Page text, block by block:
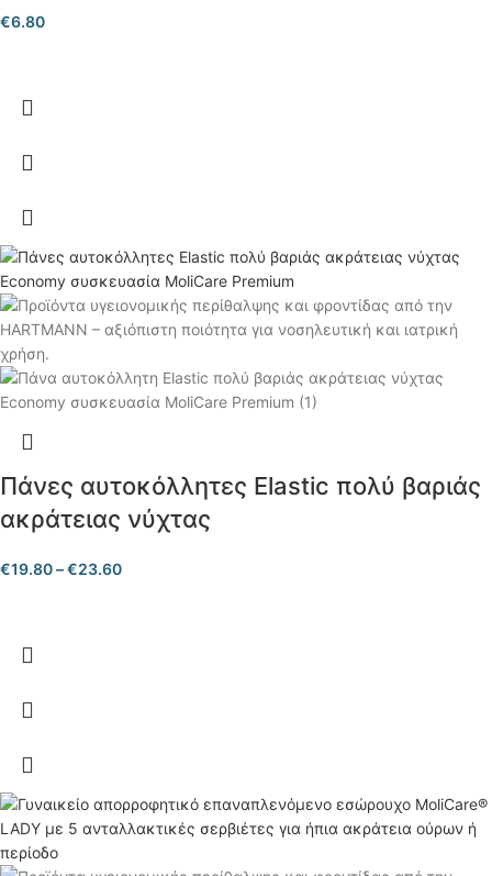
€6.80
Πάνες αυτοκόλλητες Elastic πολύ βαριάς
ακράτειας νύχτας
€19.80–€23.60